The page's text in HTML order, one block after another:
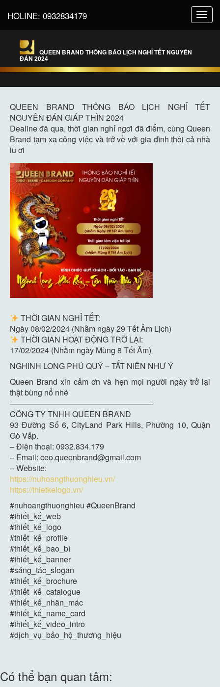
HOLINE: 0932834179
QUEEN BRAND THÔNG BÁO LỊCH NGHỈ TẾT NGUYÊN
ĐÁN 2024
QUEEN BRAND THÔNG BÁO LỊCH NGHỈ TẾT
NGUYÊN ĐÁN GIÁP THÌN 2024
Dealine đã qua, thời gian nghỉ ngơi đã điểm, cùng Queen
Brand tạm xa công việc và trở về với gia đình thôi cả nhà
iu ơi
THỜI GIAN NGHỈ TẾT:
Ngày 08/02/2024 (Nhằm ngày 29 Tết Âm Lịch)
THỜI GIAN HOẠT ĐỘNG TRỞ LẠI:
17/02/2024 (Nhằm ngày Mùng 8 Tết Âm)
NGHINH LONG PHÚ QUÝ – TẤT NIÊN NHƯ Ý
Queen Brand xin cảm ơn và hẹn mọi người ngày trở lại
thật bùng nổ nhé
——————————————————-
CÔNG TY TNHH QUEEN BRAND
93 Đường Số 6, CityLand Park Hills, Phường 10, Quận
Gò Vấp.
– Điện thoại: 0932.834.179
– Email: ceo.queenbrand@gmail.com
– Website:
https://nuhoangthuonghieu.vn/
https://thietkelogo.vn/
#nuhoangthuonghieu #QueenBrand
#thiết_kế_web
#thiết_kế_logo
#thiết_kế_profile
#thiết_kế_bao_bì
#thiết_kế_banner
#sáng_tác_slogan
#thiết_kế_brochure
#thiết_kế_catalogue
#thiết_kế_nhãn_mác
#thiết_kế_name_card
#thiết_kế_video_intro
#dịch_vụ_bảo_hộ_thương_hiệu
Có thể bạn quan tâm: